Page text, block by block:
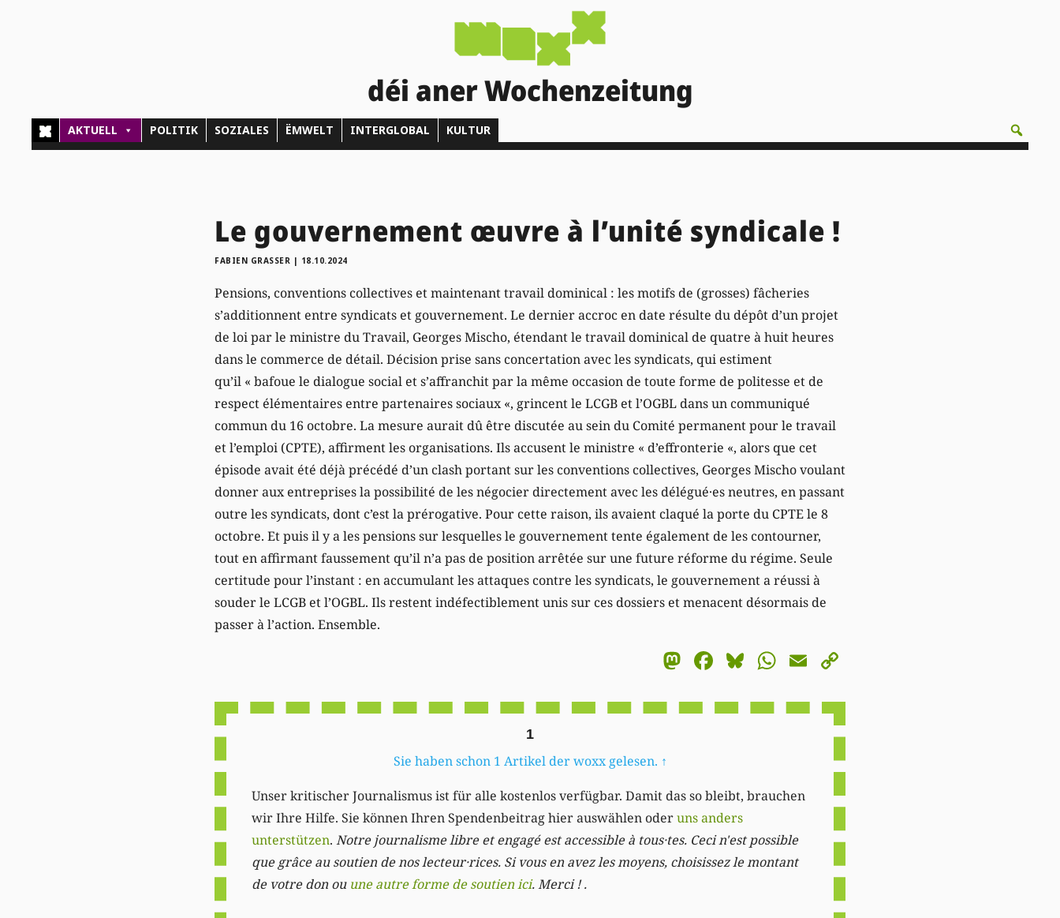
déi aner Wochenzeitung
AKTUELL POLITIK SOZIALES ËMWELT INTERGLOBAL KULTUR
Le gouvernement œuvre à l’unité syndicale !
FABIEN GRASSER | 18.10.2024
Pensions, conventions collectives et maintenant travail dominical : les motifs de (grosses) fâcheries
s’additionnent entre syndicats et gouvernement. Le dernier accroc en date résulte du dépôt d’un projet
de loi par le ministre du Travail, Georges Mischo, étendant le travail dominical de quatre à huit heures
dans le commerce de détail. Décision prise sans concertation avec les syndicats, qui estiment
qu’il « bafoue le dialogue social et s’affranchit par la même occasion de toute forme de politesse et de
respect élémentaires entre partenaires sociaux «, grincent le LCGB et l’OGBL dans un communiqué
commun du 16 octobre. La mesure aurait dû être discutée au sein du Comité permanent pour le travail
et l’emploi (CPTE), affirment les organisations. Ils accusent le ministre « d’effronterie «, alors que cet
épisode avait été déjà précédé d’un clash portant sur les conventions collectives, Georges Mischo voulant
donner aux entreprises la possibilité de les négocier directement avec les délégué·es neutres, en passant
outre les syndicats, dont c’est la prérogative. Pour cette raison, ils avaient claqué la porte du CPTE le 8
octobre. Et puis il y a les pensions sur lesquelles le gouvernement tente également de les contourner,
tout en affirmant faussement qu’il n’a pas de position arrêtée sur une future réforme du régime. Seule
certitude pour l’instant : en accumulant les attaques contre les syndicats, le gouvernement a réussi à
souder le LCGB et l’OGBL. Ils restent indéfectiblement unis sur ces dossiers et menacent désormais de
passer à l’action. Ensemble.
Mastodon
Facebook
Bluesky
WhatsApp
Email
1
Sie haben schon 1 Artikel der woxx gelesen. ↑
Unser kritischer Journalismus ist für alle kostenlos verfügbar. Damit das so bleibt, brauchen
wir Ihre Hilfe. Sie können Ihren Spendenbeitrag hier auswählen oderuns anders
unterstützen. Notre journalisme libre et engagé est accessible à tous·tes. Ceci n'est possible
que grâce au soutien de nos lecteur·rices. Si vous en avez les moyens, choisissez le montant
de votre don ou une autre forme de soutien ici. Merci ! .